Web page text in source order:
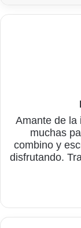
Amante de la
muchas
combino y
disfrutando.